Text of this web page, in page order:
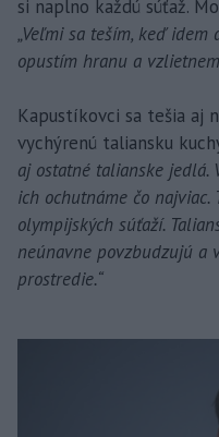
si naplno každú súťaž.
„Veľmi sa teším, keď idem
opustím hranu a
Kapustíkovci sa tešia aj
vychýrenú taliansku
aj ostatné talianske jedlá.
ich ochutnáme čo najviac.
olympijských súťaží.
neúnavne povzbudzujú a
prostredie.“